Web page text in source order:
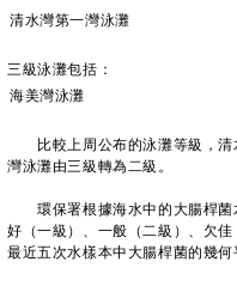
清水灣第一灣泳灘
三級泳灘包括：
海美灣泳灘
比較上周公布的泳灘等級，清
灣泳灘由三級轉為二級。
環保署根據海水中的大腸桿菌
好（一級）、一般（二級）、欠
最近五次水樣本中大腸桿菌的幾何